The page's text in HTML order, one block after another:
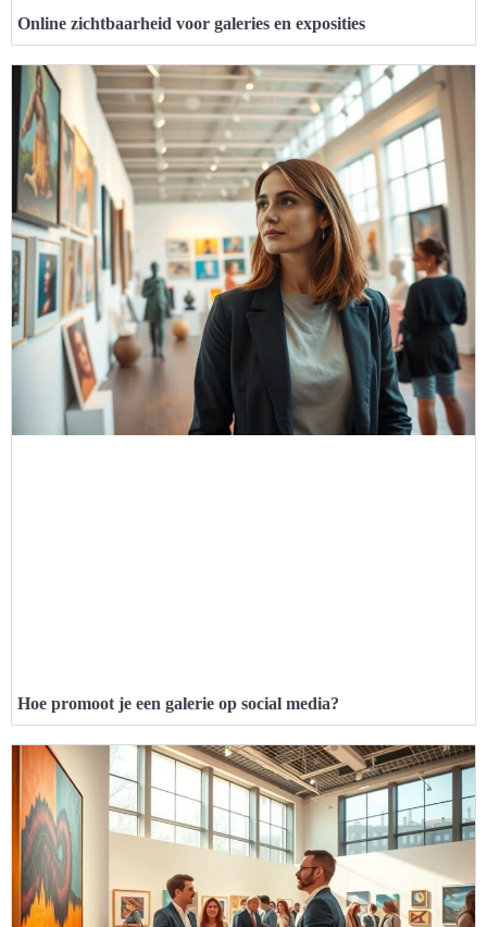
Online zichtbaarheid voor galeries en exposities
Hoe promoot je een galerie op social media?